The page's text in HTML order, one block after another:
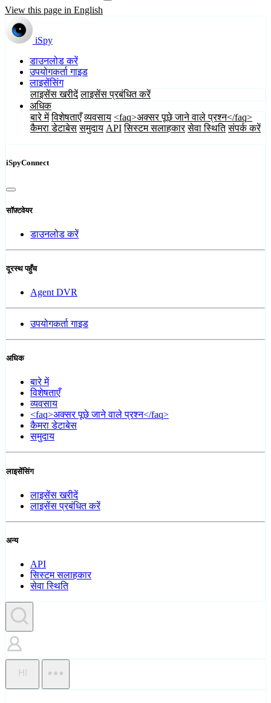
View this page in English
iSpy
डाउनलोड करें
उपयोगकर्ता गाइड
लाइसेंसिंग
लाइसेंस खरीदें लाइसेंस प्रबंधित करें
अधिक
बारे में विशेषताएँ व्यवसाय <faq>अक्सर पूछे जाने वाले प्रश्न</faq>
कैमरा डेटाबेस समुदाय API सिस्टम सलाहकार सेवा स्थिति संपर्क करें
iSpyConnect
सॉफ़्टवेयर
डाउनलोड करें
दूरस्थ पहुँच
Agent DVR
उपयोगकर्ता गाइड
अधिक
बारे में
विशेषताएँ
व्यवसाय
<faq>अक्सर पूछे जाने वाले प्रश्न</faq>
कैमरा डेटाबेस
समुदाय
लाइसेंसिंग
लाइसेंस खरीदें
लाइसेंस प्रबंधित करें
अन्य
API
सिस्टम सलाहकार
सेवा स्थिति
HI